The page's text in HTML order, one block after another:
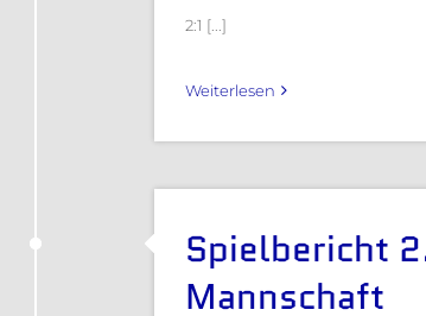
2:1 [...]
Weiterlesen
Spielbericht
Mannschaft